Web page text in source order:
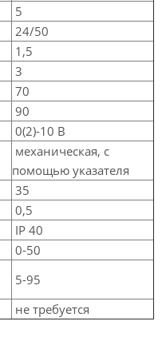
5
24/50
1,5
3
70
90
0(2)-10 В
механическая, с
помощью указателя
35
0,5
IP 40
0-50
5-95
не требуется